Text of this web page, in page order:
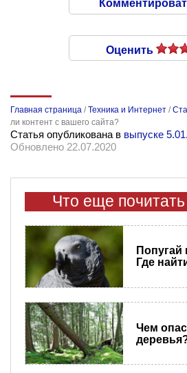
Оценить
Главная страница /Техника и Интернет /
ли контент с вашего сайта?
Статья опубликована в выпуске
Обновлено 22.07.2020
Что еще
Попугай
Где
Чем